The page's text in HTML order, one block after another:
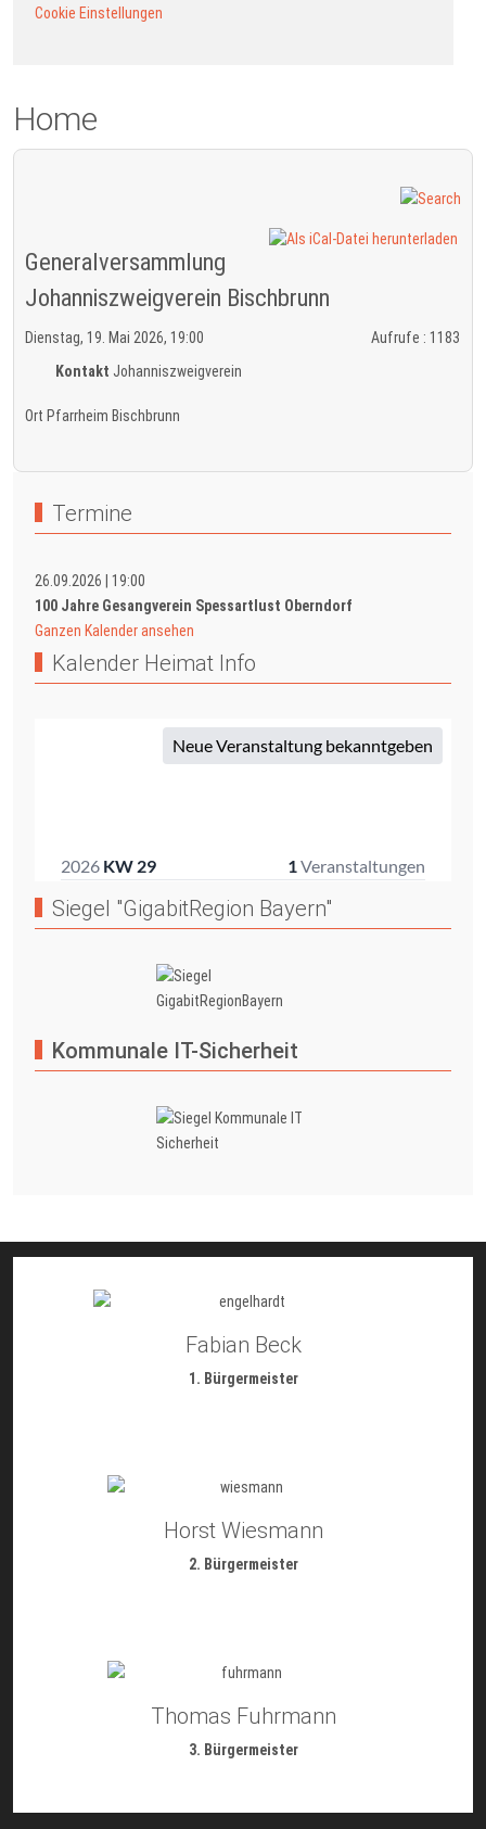
Cookie Einstellungen
Home
Generalversammlung
Johanniszweigverein Bischbrunn
Dienstag, 19. Mai 2026, 19:00 Aufrufe : 1183
Kontakt Johanniszweigverein
Ort Pfarrheim Bischbrunn
Termine
26.09.2026
19:00
100 Jahre Gesangverein Spessartlust Oberndorf
Ganzen Kalender ansehen
Kalender Heimat Info
Siegel "GigabitRegion Bayern"
Kommunale IT-Sicherheit
Fabian Beck
1. Bürgermeister
Horst Wiesmann
2. Bürgermeister
Thomas Fuhrmann
3. Bürgermeister